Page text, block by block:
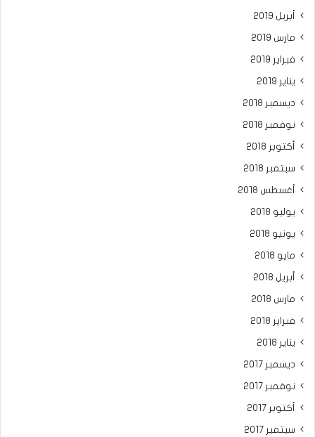
أبريل 2019
مارس 2019
فبراير 2019
يناير 2019
ديسمبر 2018
نوفمبر 2018
أكتوبر 2018
سبتمبر 2018
أغسطس 2018
يوليو 2018
يونيو 2018
مايو 2018
أبريل 2018
مارس 2018
فبراير 2018
يناير 2018
ديسمبر 2017
نوفمبر 2017
أكتوبر 2017
سبتمبر 2017